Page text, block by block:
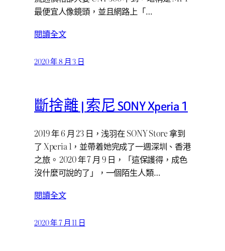
最便宜人像鏡頭，並且網路上「…
閱讀全文
2020 年 8 月 3 日
斷捨離 | 索尼 SONY Xperia 1
2019 年 6 月 23 日，浅羽在 SONY Store 拿到
了 Xperia 1，並帶着她完成了一週深圳、香港
之旅。 2020 年 7 月 9 日，「這保護得，成色
沒什麼可說的了」，一個陌生人類…
閱讀全文
2020 年 7 月 11 日